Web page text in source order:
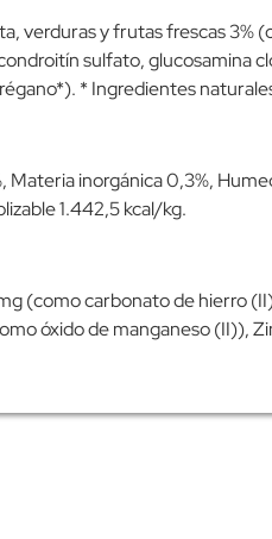
verduras y frutas frescas 3%
sulfato, glucosamina
* Ingredientes
Materia inorgánica 0,3%,
1.442,5 kcal/kg.
(como carbonato de hierro
óxido de manganeso (II)),